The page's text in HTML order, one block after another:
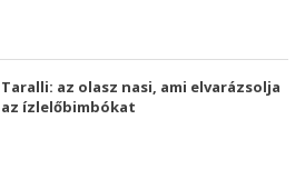
Taralli: az olasz nasi, ami elvarázsolja
az ízlelőbimbókat